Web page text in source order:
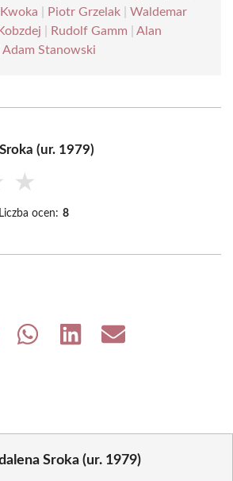
Piotr Grzelak
Waldemar
Rudolf Gamm
Alan
Adam Stanowski
(ur. 1979)
★
Liczba ocen: 8
Share
Share
Share
Sroka (ur. 1979)